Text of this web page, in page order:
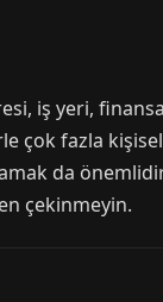
iş yeri,
çok fazla
da
çekinmeyin.